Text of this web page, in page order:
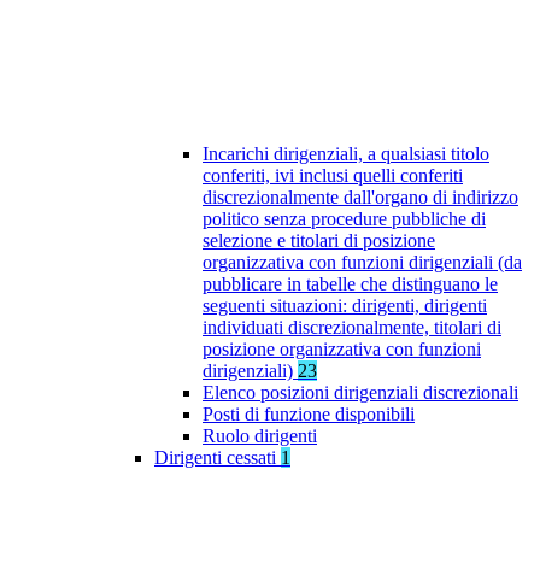
Incarichi dirigenziali, a qualsiasi titolo
conferiti, ivi inclusi quelli conferiti
discrezionalmente dall'organo di indirizzo
politico senza procedure pubbliche di
selezione e titolari di posizione
organizzativa con funzioni dirigenziali (da
pubblicare in tabelle che distinguano le
seguenti situazioni: dirigenti, dirigenti
individuati discrezionalmente, titolari di
posizione organizzativa con funzioni
dirigenziali) 23
Elenco posizioni dirigenziali discrezionali
Posti di funzione disponibili
Ruolo dirigenti
Dirigenti cessati 1